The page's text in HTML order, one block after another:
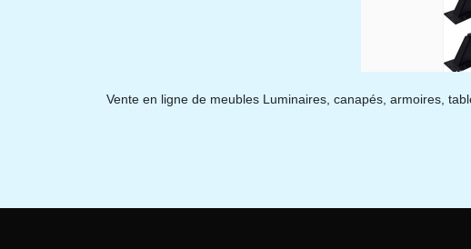
Vente en ligne de meubles Luminaires, canapés, armoires,